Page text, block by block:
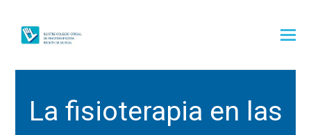
La fisioterapia en las